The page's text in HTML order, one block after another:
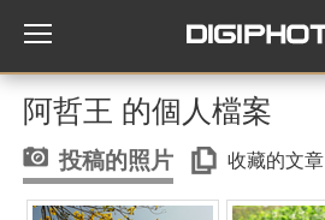
阿哲王 的個人檔案
投稿的照片 收藏的文章